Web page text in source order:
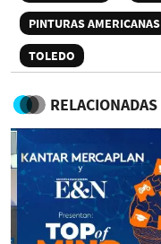
PINTURAS AMERICANAS
TOLEDO
RELACIONADAS